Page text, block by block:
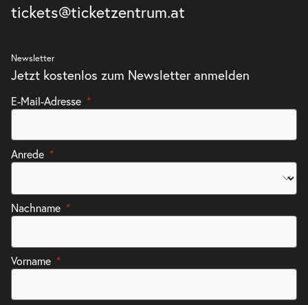
tickets@ticketzentrum.at
Newsletter
Jetzt kostenlos zum Newsletter anmelden
E-Mail-Adresse
Anrede
Nachname
Vorname